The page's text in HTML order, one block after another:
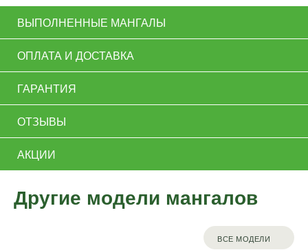
ВЫПОЛНЕННЫЕ МАНГАЛЫ
ОПЛАТА И ДОСТАВКА
ГАРАНТИЯ
ОТЗЫВЫ
АКЦИИ
Другие модели мангалов
ВСЕ МОДЕЛИ